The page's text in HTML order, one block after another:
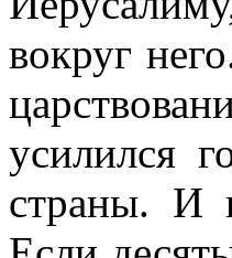
вокруг
усилился
страны. И